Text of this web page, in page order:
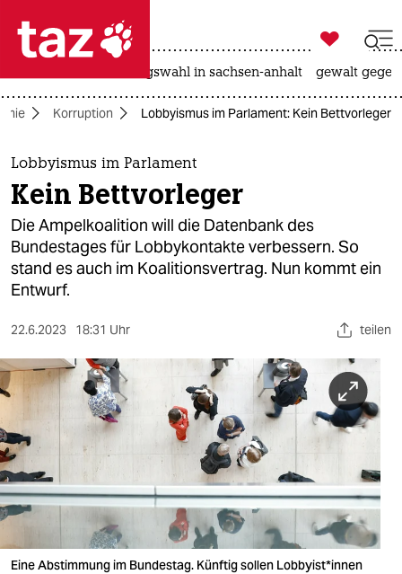
 taz zahl ich
taz zahl ich
themen
politik
öko
gesellschaft
kultur
sport
berlin
nord
wahrheit
verlag
verlag

taz zahl ich
landtagswahl in sachsen-anhalt gewalt
Korruption Lobbyismus im Parlament: Kein Bettvorleger
Lobbyismus im Parlament
Kein Bettvorleger
Die Ampelkoalition will die Datenbank des
Bundestages für Lobbykontakte verbessern. So
stand es auch im Koalitionsvertrag. Nun kommt ein
Entwurf.
22.6.2023 18:31 Uhr teilen
Eine Abstimmung im Bundestag. Künftig sollen Lob­by­is­t*in­nen